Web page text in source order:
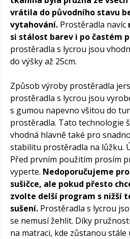
vrátila do původního stavu
vytahování. Prostěradla navíc
si stálost barev i po častém
prostěradla s lycrou jsou
do výšky až 25cm.
Způsob výroby prostěradla
prostěradla s lycrou jsou
s gumou napevno všitou do
prostěradla. Tato technologie
vhodná hlavně také pro
stabilitu prostěradla na lůžku.
Před prvním použitím prosím
vyperte. Nedoporučujeme
sušičce, ale pokud přesto
zvolte delší program s nižší
sušení. Prostěradla s lycrou
se nemusí žehlit. Díky
na matraci, kde zůstanou stále